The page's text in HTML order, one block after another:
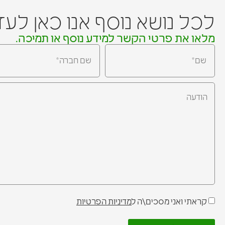
לכל נושא נוסף אנו כאן
מלאו את פרטי הקשר למידע נוסף או תמיכה.
קראתי ואני מסכים\ה למדיניות הפרטיות